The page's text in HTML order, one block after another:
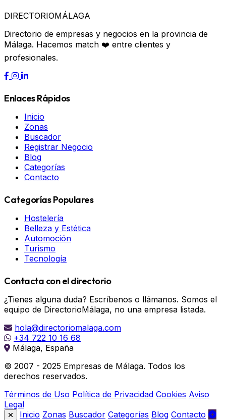
DIRECTORIOMÁLAGA
Directorio de empresas y negocios en la provincia de
Málaga. Hacemos match ❤️ entre clientes y
profesionales.
Enlaces Rápidos
Inicio
Zonas
Buscador
Registrar Negocio
Blog
Categorías
Contacto
Categorías Populares
Hostelería
Belleza y Estética
Automoción
Turismo
Tecnología
Contacta con el directorio
¿Tienes alguna duda? Escríbenos o llámanos. Somos el
equipo de DirectorioMálaga, no una empresa listada.
hola@directoriomalaga.com
+34 722 10 16 68
Málaga, España
© 2007 - 2025 Empresas de Málaga. Todos los
derechos reservados.
Términos de Uso Política de Privacidad Cookies Aviso
Legal
Inicio Zonas Buscador Categorías Blog Contacto